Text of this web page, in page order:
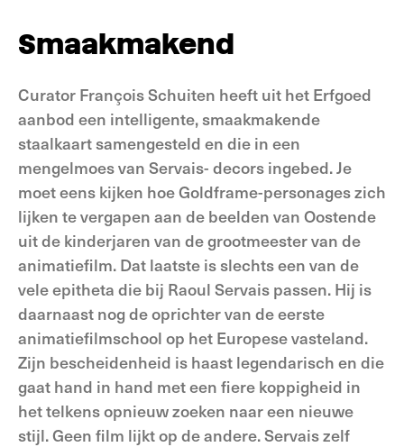
Smaakmakend
Curator François Schuiten heeft uit het Erfgoed
aanbod een intelligente, smaakmakende
staalkaart samengesteld en die in een
mengelmoes van Servais- decors ingebed. Je
moet eens kijken hoe Goldframe-personages zich
lijken te vergapen aan de beelden van Oostende
uit de kinderjaren van de grootmeester van de
animatiefilm. Dat laatste is slechts een van de
vele epitheta die bij Raoul Servais passen. Hij is
daarnaast nog de oprichter van de eerste
animatiefilmschool op het Europese vasteland.
Zijn bescheidenheid is haast legendarisch en die
gaat hand in hand met een fiere koppigheid in
het telkens opnieuw zoeken naar een nieuwe
stijl. Geen film lijkt op de andere. Servais zelf